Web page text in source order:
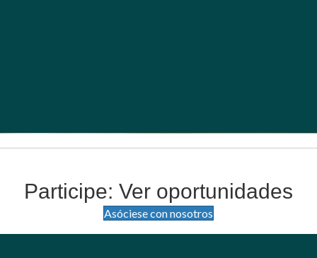
Participe: Ver oportunidades
Asóciese con nosotros